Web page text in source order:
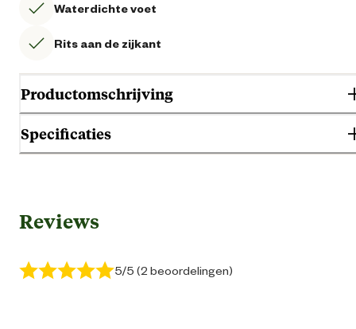
Waterdichte voet
Rits aan de zijkant
Productomschrijving
Specificaties
Geschikt voor geslacht
Algemene informatie
Reviews
5/5 (2 beoordelingen)